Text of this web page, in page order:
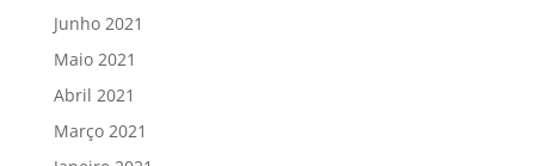
Junho 2021
Maio 2021
Abril 2021
Março 2021